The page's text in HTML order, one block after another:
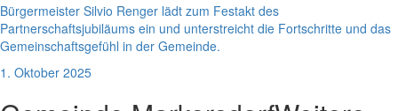
Bürgermeister Silvio Renger lädt zum Festakt des
Partnerschaftsjubiläums ein und unterstreicht die Fortschritte und das
Gemeinschaftsgefühl in der Gemeinde.
1. Oktober 2025